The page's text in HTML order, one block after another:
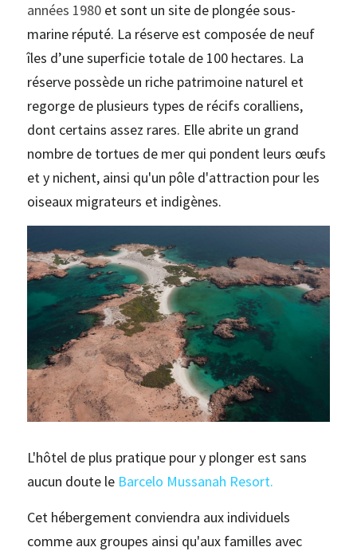
années 1980 et sont un site de plongée sous-
marine réputé. La réserve est composée de neuf
îles d’une superficie totale de 100 hectares. La
réserve possède un riche patrimoine naturel et
regorge de plusieurs types de récifs coralliens,
dont certains assez rares. Elle abrite un grand
nombre de tortues de mer qui pondent leurs œufs
et y nichent, ainsi qu'un pôle d'attraction pour les
oiseaux migrateurs et indigènes.
L'hôtel de plus pratique pour y plonger est sans
aucun doute le Barcelo Mussanah Resort.
Cet hébergement conviendra aux individuels
comme aux groupes ainsi qu'aux familles avec